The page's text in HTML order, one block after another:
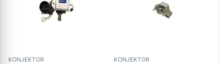
KONJEKTOR KONJEKTOR